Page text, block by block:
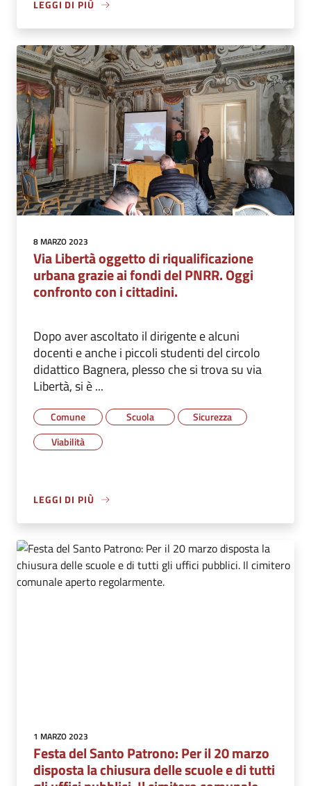
LEGGI DI PIÙ
8 MARZO 2023
Via Libertà oggetto di riqualificazione
urbana grazie ai fondi del PNRR. Oggi
confronto con i cittadini.
Dopo aver ascoltato il dirigente e alcuni
docenti e anche i piccoli studenti del circolo
didattico Bagnera, plesso che si trova su via
Libertà, si è ...
Comune Scuola
Sicurezza
Viabilità
LEGGI DI PIÙ
1 MARZO 2023
Festa del Santo Patrono: Per il 20 marzo
disposta la chiusura delle scuole e di tutti